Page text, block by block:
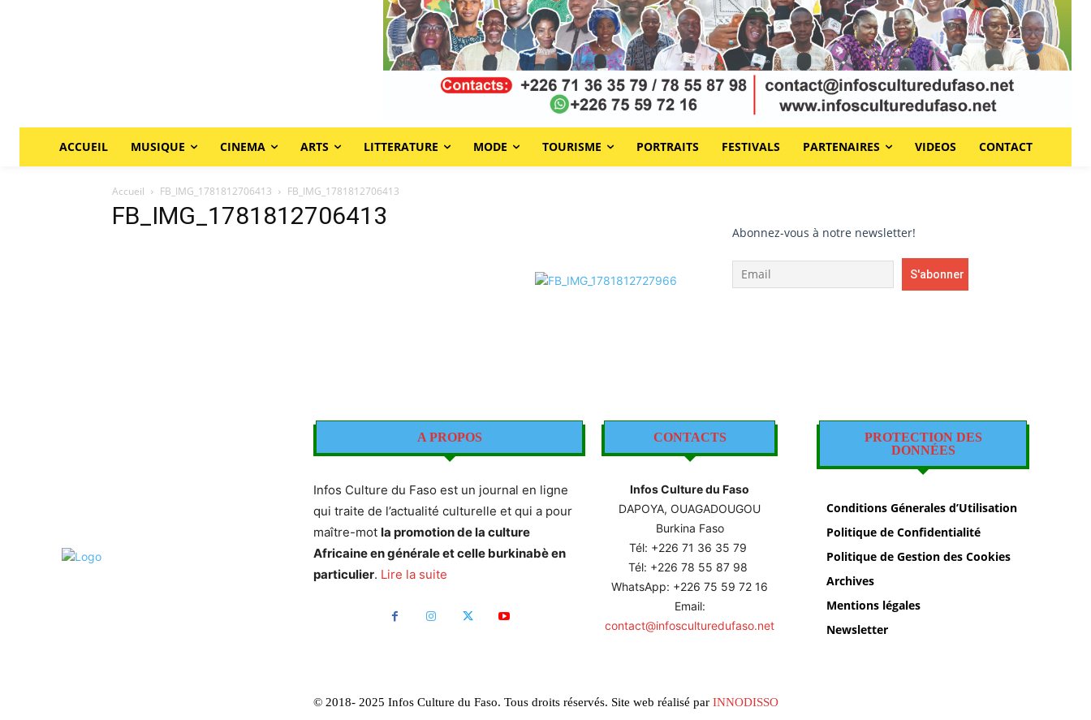
ACCUEIL MUSIQUE CINEMA ARTS LITTERATURE MODE TOURISME PORTRAITS FESTIVALS PARTENAIRES VIDEOS CONTACT
Accueil FB_IMG_1781812706413 FB_IMG_1781812706413
FB_IMG_1781812706413
Abonnez-vous à notre newsletter!
A PROPOS
Infos Culture du Faso est un journal en ligne
qui traite de l’actualité culturelle et qui a pour
maître-mot la promotion de la culture
Africaine en générale et celle burkinabè en
particulier. Lire la suite
CONTACTS
Infos Culture du Faso
DAPOYA, OUAGADOUGOU
Burkina Faso
Tél: +22671 36 35 79
Tél: +226 78 55 87 98
WhatsApp: +226 75 59 72 16
Email:
contact@infosculturedufaso.net
PROTECTION DES
DONNÉES
Conditions Génerales d’Utilisation
Politique de Confidentialité
Politique de Gestion des Cookies
Archives
Mentions légales
Newsletter
© 2018- 2025 Infos Culture du Faso. Tous droits réservés. Site web réalisé par INNODISSO